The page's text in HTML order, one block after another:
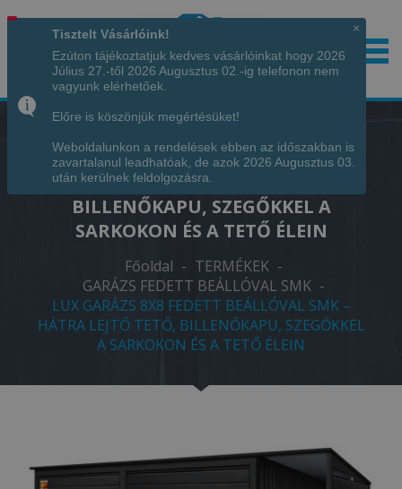
Hívjon minket!+36 70 7342034
LUX GARÁZS 8X8 FEDETT BEÁLLÓVAL
SMK – HÁTRA LEJTŐ TETŐ,
BILLENŐKAPU, SZEGŐKKEL A
SARKOKON ÉS A TETŐ ÉLEIN
Főoldal - TERMÉKEK -
GARÁZS FEDETT BEÁLLÓVAL SMK -
LUX GARÁZS 8X8 FEDETT BEÁLLÓVAL SMK –
HÁTRA LEJTŐ TETŐ, BILLENŐKAPU, SZEGŐKKEL
A SARKOKON ÉS A TETŐ ÉLEIN
×
Tisztelt Vásárlóink!
Ezúton tájékoztatjuk kedves vásárlóinkat hogy 2026
Július 27.-től 2026 Augusztus 02.-ig telefonon nem
vagyunk elérhetőek.
Előre is köszönjük megértésüket!
Weboldalunkon a rendelések ebben az időszakban is
zavartalanul leadhatóak, de azok 2026 Augusztus 03.
után kerülnek feldolgozásra.